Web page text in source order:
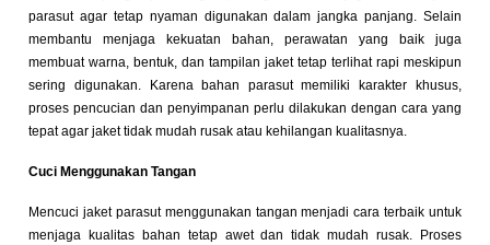
parasut agar tetap nyaman digunakan dalam jangka panjang. Selain
membantu menjaga kekuatan bahan, perawatan yang baik juga
membuat warna, bentuk, dan tampilan jaket tetap terlihat rapi meskipun
sering digunakan. Karena bahan parasut memiliki karakter khusus,
proses pencucian dan penyimpanan perlu dilakukan dengan cara yang
tepat agar jaket tidak mudah rusak atau kehilangan kualitasnya.
Cuci Menggunakan Tangan
Mencuci jaket parasut menggunakan tangan menjadi cara terbaik untuk
menjaga kualitas bahan tetap awet dan tidak mudah rusak. Proses